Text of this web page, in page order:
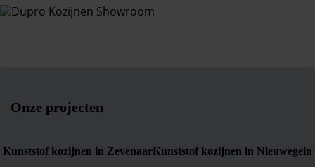
Onze projecten
Kunststof kozijnen in ZevenaarKunststof kozijnen in Nieuwegein